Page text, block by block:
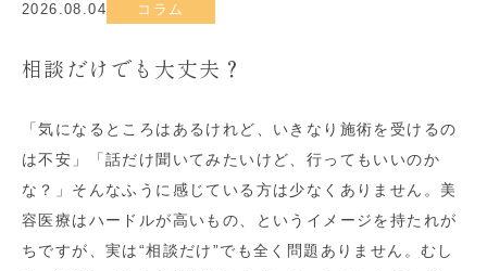
2026.08.04 コラム
相談だけでも大丈夫？
「気になるところはあるけれど、いきなり施術を受けるの
は不安」「話だけ聞いてみたいけど、行ってもいいのか
な？」そんなふうに感じている方は少なくありません。美
容医療はハードルが高いもの、というイメージを持たれが
ちですが、実は“相談だけ”でも全く問題ありません。むし